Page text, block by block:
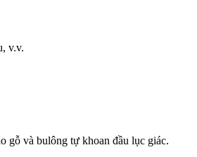
v.v.
gỗ và bulông tự khoan đầu lục giác.